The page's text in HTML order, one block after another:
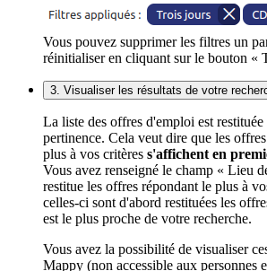
Vous pouvez supprimer les filtres un
réinitialiser en cliquant sur le bouton «
3. Visualiser les résultats de votre
La liste des offres d'emploi est
pertinence. Cela veut dire que les
plus à vos critères s'affichent en
Vous avez renseigné le champ « Lieu
restitue les offres répondant le plus à
celles-ci sont d'abord restituées les
est le plus proche de votre recherche.
Vous avez la possibilité de visualiser
Mappy (non accessible aux personnes